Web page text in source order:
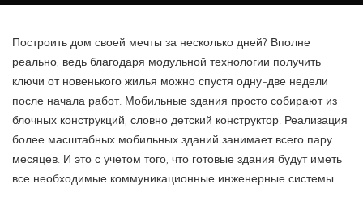
Построить дом своей мечты за несколько дней? Вполне
реально, ведь благодаря модульной технологии получить
ключи от новенького жилья можно спустя одну-две недели
после начала работ. Мобильные здания просто собирают из
блочных конструкций, словно детский конструктор. Реализация
более масштабных мобильных зданий занимает всего пару
месяцев. И это с учетом того, что готовые здания будут иметь
все необходимые коммуникационные инженерные системы.